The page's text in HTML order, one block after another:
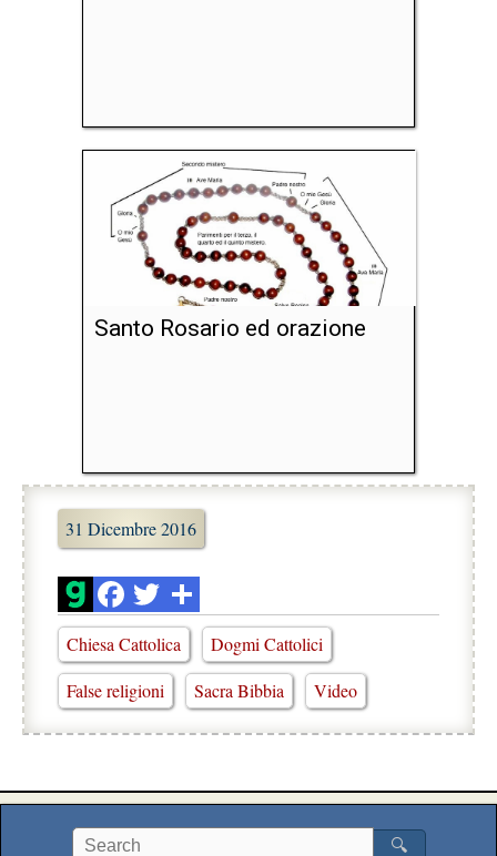
Santo Rosario ed orazione
31 Dicembre 2016
Chiesa Cattolica
Dogmi Cattolici
False religioni
Sacra Bibbia Video
🔍